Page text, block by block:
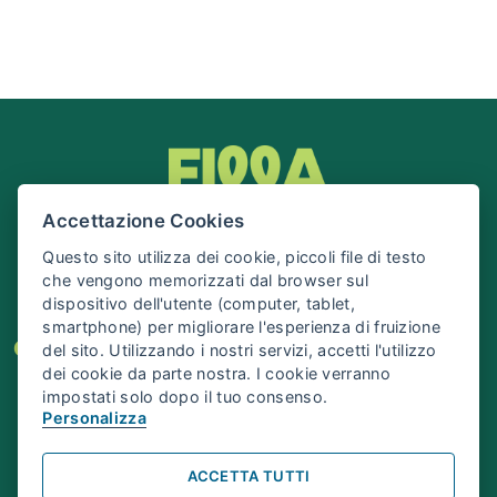
Cos’è Filla Eventi
Organizza il tuo evento
Info e Contatti
©Fondazione IU Rusconi Ghigi
Accettazione Cookies
Questo sito utilizza dei cookie, piccoli file di testo
che vengono memorizzati dal browser sul
dispositivo dell'utente (computer, tablet,
smartphone) per migliorare l'esperienza di fruizione
del sito. Utilizzando i nostri servizi, accetti l'utilizzo
dei cookie da parte nostra. I cookie verranno
impostati solo dopo il tuo consenso.
Personalizza
ACCETTA TUTTI